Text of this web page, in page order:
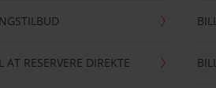
AT RESERVERE DIREKTE